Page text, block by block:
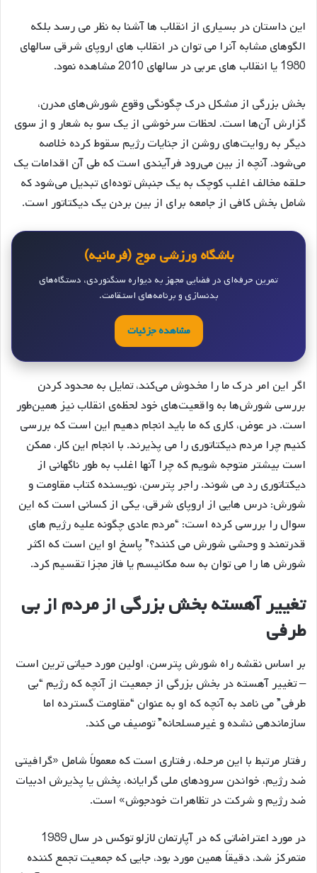
این داستان در بسیاری از انقلاب ها آشنا به نظر می رسد بلکه
الگوهای مشابه آنرا می توان در انقلاب های اروپای شرقی سالهای
1980 یا انقلاب های عربی در سالهای 2010 مشاهده نمود.
بخش بزرگی از مشکل درک چگونگی وقوع شورش‌های مدرن،
گزارش آن‌ها است. لحظات سرخوشی از یک سو به شعار و از سوی
دیگر به روایت‌های روشن از جنایات رژیم سقوط کرده خلاصه
می‌شود. آنچه از بین می‌رود فرآیندی است که طی آن اقدامات یک
حلقه مخالف اغلب کوچک به یک جنبش توده‌ای تبدیل می‌شود که
شامل بخش کافی از جامعه برای از بین بردن یک دیکتاتور است.
باشگاه ورزشی موج (فرمانیه)
تمرین حرفه‌ای در فضایی مجهز به دیواره سنگنوردی، دستگاه‌های
بدنسازی و برنامه‌های استقامت.
مشاهده جزئیات
اگر این امر درک ما را مخدوش می‌کند، تمایل به محدود کردن
بررسی شورش‌ها به واقعیت‌های خود لحظه‌ی انقلاب نیز همین‌طور
است. در عوض، کاری که ما باید انجام دهیم این است که بررسی
کنیم چرا مردم دیکتاتوری را می پذیرند. با انجام این کار، ممکن
است بیشتر متوجه شویم که چرا آنها اغلب به طور ناگهانی از
دیکتاتوری رد می شوند. راجر پترسن، نویسنده کتاب مقاومت و
شورش: درس هایی از اروپای شرقی، یکی از کسانی است که این
سوال را بررسی کرده است: “مردم عادی چگونه علیه رژیم های
قدرتمند و وحشی شورش می کنند؟” پاسخ او این است که اکثر
شورش ها را می توان به سه مکانیسم یا فاز مجزا تقسیم کرد.
تغییر آهسته بخش بزرگی از مردم از بی
طرفی
بر اساس نقشه راه شورش پترسن، اولین مورد حیاتی ترین است
– تغییر آهسته در بخش بزرگی از جمعیت از آنچه که رژیم “بی
طرفی” می نامد به آنچه که او به عنوان “مقاومت گسترده اما
سازماندهی نشده و غیرمسلحانه” توصیف می کند.
رفتار مرتبط با این مرحله، رفتاری است که معمولاً شامل «گرافیتی
ضد رژیم، خواندن سرودهای ملی گرایانه، پخش یا پذیرش ادبیات
ضد رژیم و شرکت در تظاهرات خودجوش» است.
در مورد اعتراضاتی که در آپارتمان لازلو توکس در سال 1989
متمرکز شد، دقیقاً همین مورد بود، جایی که جمعیت تجمع کننده